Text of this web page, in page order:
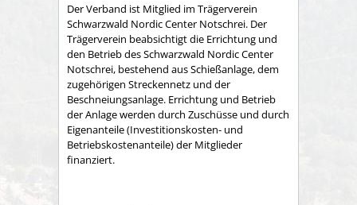
Der Verband ist Mitglied im Trägerverein
Schwarzwald Nordic Center Notschrei. Der
Trägerverein beabsichtigt die Errichtung und
den Betrieb des Schwarzwald Nordic Center
Notschrei, bestehend aus Schießanlage, dem
zugehörigen Streckennetz und der
Beschneiungsanlage. Errichtung und Betrieb
der Anlage werden durch Zuschüsse und durch
Eigenanteile (Investitionskosten- und
Betriebskostenanteile) der Mitglieder
finanziert.